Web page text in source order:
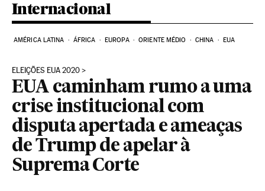
Internacional
AMÉRICA LATINA ÁFRICA EUROPA ORIENTE MÉDIO CHINA EUA
ELEIÇÕES EUA 2020
EUA caminham rumo a uma
crise institucional com
disputa apertada e ameaças
de Trump de apelar à
Suprema Corte